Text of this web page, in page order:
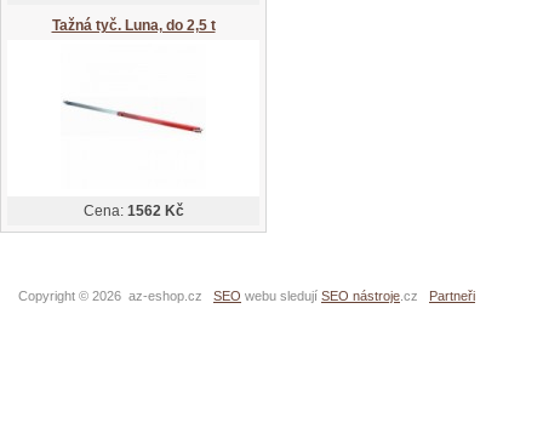
Tažná tyč. Luna, do 2,5 t
Cena: 1562 Kč
Copyright © 2026 az-eshop.cz SEO webu sledují SEO nástroje .cz Partneři